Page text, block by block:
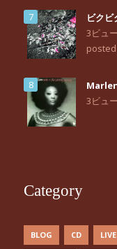
ビクビ
3ビュー
3ビュー
Category
BLOG CD LIVE